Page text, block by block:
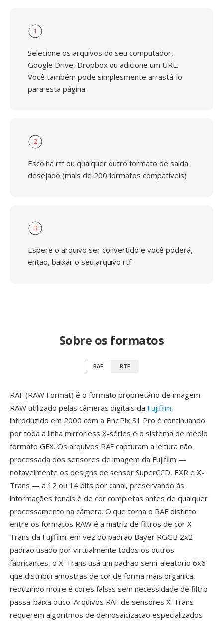
1
Selecione os arquivos do seu computador,
Google Drive, Dropbox ou adicione um URL.
Você também pode simplesmente arrastá-lo
para esta página.
2
Escolha rtf ou qualquer outro formato de saída
desejado (mais de 200 formatos compatíveis)
3
Espere o arquivo ser convertido e você poderá,
então, baixar o seu arquivo rtf
Sobre os formatos
RAF RTF
RAF (RAW Format) é o formato proprietário de imagem
RAW utilizado pelas câmeras digitais da Fujifilm,
introduzido em 2000 com a FinePix S1 Pro é continuando
por toda a linha mirrorless X-séries é o sistema de médio
formato GFX. Os arquivos RAF capturam a leitura não
processada dos sensores de imagem da Fujifilm —
notavelmente os designs de sensor SuperCCD, EXR e X-
Trans — a 12 ou 14 bits por canal, preservando às
informações tonais é de cor completas antes de qualquer
processamento na câmera. O que torna o RAF distinto
entre os formatos RAW é a matriz de filtros de cor X-
Trans da Fujifilm: em vez do padrão Bayer RGGB 2x2
padrão usado por virtualmente todos os outros
fabricantes, o X-Trans usá um padrão semi-aleatorio 6x6
que distribui amostras de cor de forma mais organica,
reduzindo moire é cores falsas sem necessidade de filtro
passa-baixa otico. Arquivos RAF de sensores X-Trans
requerem algoritmos de demosaicizacao especializados